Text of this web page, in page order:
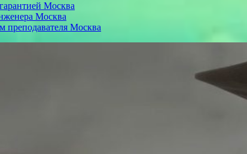
Москва
Москва
преподавателя Москва